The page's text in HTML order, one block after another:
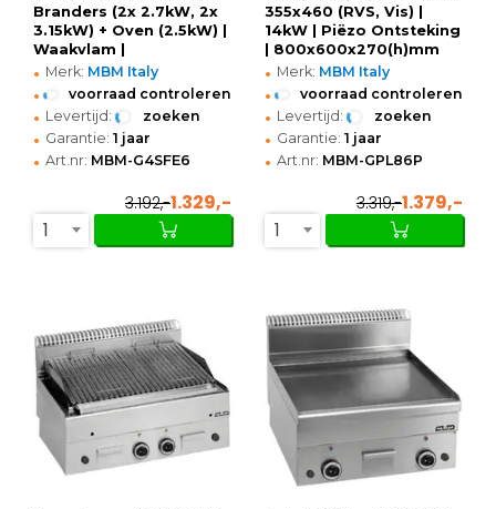
Branders (2x 2.7kW, 2x
3.15kW) + Oven (2.5kW) |
Waakvlam |
600x600x850(h)mm
• Merk: MBM Italy
• voorraad controleren
• Levertijd: zoeken
• Garantie: 1 jaar
• Art.nr: MBM-G4SFE6
3.192,-1.329,-
1
355x460 (RVS, Vis) |
14kW | Piëzo Ontsteking
| 800x600x270(h)mm
• Merk: MBM Italy
• voorraad controleren
• Levertijd: zoeken
• Garantie: 1 jaar
• Art.nr: MBM-GPL86P
3.319,-1.379,-
1